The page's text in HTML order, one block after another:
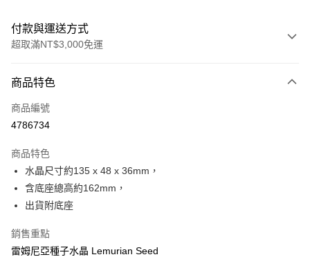
付款與運送方式
超取滿NT$3,000免運
信用卡一次付款
超商取貨付款
Apple Pay
街口支付
ATM付款
商品特色
商品編號
4786734
商品特色
水晶尺寸約135 x 48 x 36mm，
含底座總高約162mm，
出貨附底座
銷售重點
雷姆尼亞種子水晶 Lemurian Seed